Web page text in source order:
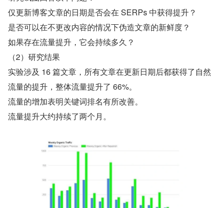
仅更新博客文章的日期是否会在 SERPs 中获得提升？
是否可以在不更改内容的情况下伪造文章的新鲜度？
如果存在流量提升，它会持续多久？
（2）研究结果
实验涉及 16 篇文章，所有文章在更新日期后都获得了自然
流量的提升，整体流量提升了 66%。
流量的增加表明关键词排名有所改善。
流量提升大约持续了两个月。